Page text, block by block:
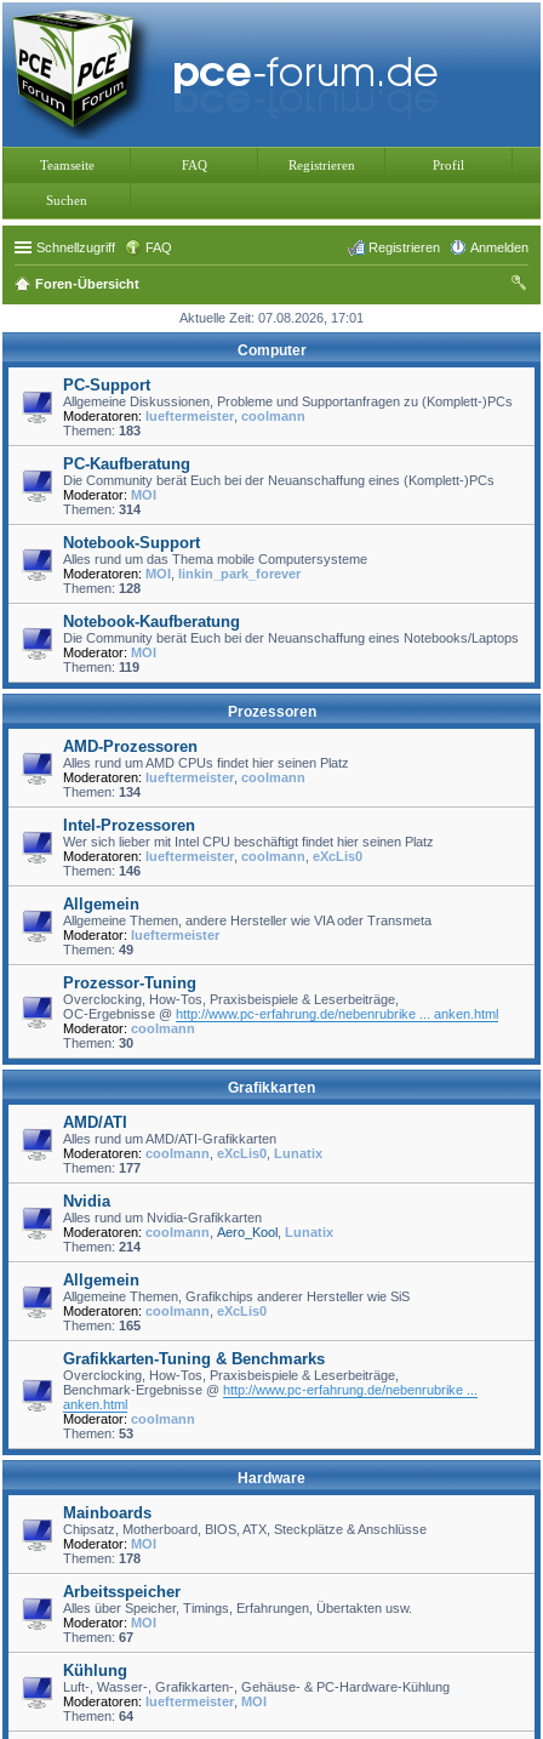
Teamseite FAQ Registrieren Profil
Suchen
Schnellzugriff FAQ Anmelden
Registrieren
Foren-Übersicht
he
Aktuelle Zeit: 07.08.2026, 17:01
Computer
PC-Support
Allgemeine Diskussionen, Probleme und Supportanfragen zu (Komplett-)PCs
Moderatoren: lueftermeister coolmann
Themen: 183
PC-Kaufberatung
Die Community berät Euch bei der Neuanschaffung eines (Komplett-)PCs
Moderator: MOI
Themen: 314
Notebook-Support
Alles rund um das Thema mobile Computersysteme
Moderatoren: MOI linkin_park_forever
Themen: 128
Notebook-Kaufberatung
Die Community berät Euch bei der Neuanschaffung eines Notebooks/Laptops
Moderator: MOI
Themen: 119
Prozessoren
AMD-Prozessoren
Alles rund um AMD CPUs findet hier seinen Platz
Moderatoren: lueftermeister coolmann
Themen: 134
Intel-Prozessoren
Wer sich lieber mit Intel CPU beschäftigt findet hier seinen Platz
Moderatoren: lueftermeister coolmann eXcLis0
Themen: 146
Allgemein
Allgemeine Themen, andere Hersteller wie VIA oder Transmeta
Moderator: lueftermeister
Themen: 49
Prozessor-Tuning
Overclocking, How-Tos, Praxisbeispiele & Leserbeiträge,
OC-Ergebnisse @ http://www.pc-erfahrung.de/nebenrubrike ... anken.html
Moderator: coolmann
Themen: 30
Grafikkarten
AMD/ATI
Alles rund um AMD/ATI-Grafikkarten
Moderatoren: coolmann eXcLis0 Lunatix
Themen: 177
Nvidia
Alles rund um Nvidia-Grafikkarten
Moderatoren: coolmann Aero_Kool Lunatix
Themen: 214
Allgemein
Allgemeine Themen, Grafikchips anderer Hersteller wie SiS
Moderatoren: coolmann eXcLis0
Themen: 165
Grafikkarten-Tuning & Benchmarks
Overclocking, How-Tos, Praxisbeispiele & Leserbeiträge,
Benchmark-Ergebnisse @ http://www.pc-erfahrung.de/nebenrubrike ...
anken.html
Moderator: coolmann
Themen: 53
Hardware
Mainboards
Chipsatz, Motherboard, BIOS, ATX, Steckplätze & Anschlüsse
Moderator: MOI
Themen: 178
Arbeitsspeicher
Alles über Speicher, Timings, Erfahrungen, Übertakten usw.
Moderator: MOI
Themen: 67
Kühlung
Luft-, Wasser-, Grafikkarten-, Gehäuse- & PC-Hardware-Kühlung
Moderatoren: lueftermeister MOI
Themen: 64